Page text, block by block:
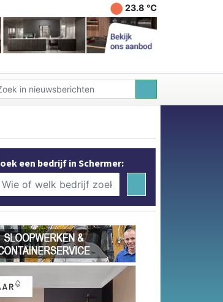
23.8 ℃
een bedrijf in Schermer: